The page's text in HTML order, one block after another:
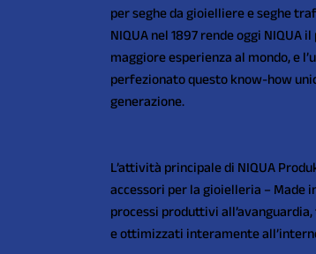
per seghe da gioielliere e seghe
NIQUA nel 1897 rende oggi
maggiore esperienza al mondo, e
perfezionato questo know-how
generazione.
L’attività principale di NIQUA
accessori per la gioielleria – Made
processi produttivi
e ottimizzati interamente